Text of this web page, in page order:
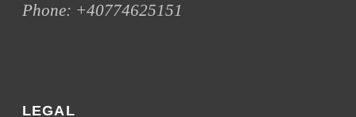
Phone: +40774625151
LEGAL